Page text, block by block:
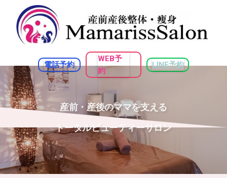
電話予約
WEB予
約
LINE予約
産前・産後のママを支える
トータルビューティーサロン